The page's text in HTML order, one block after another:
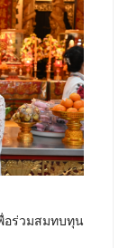
อร่วมสมทบทุน